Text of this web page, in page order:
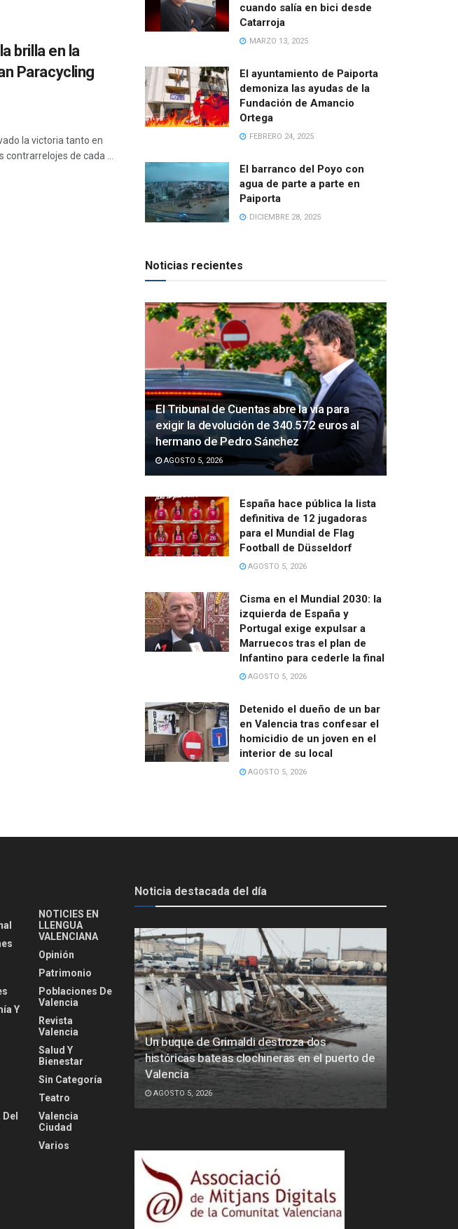
brilla en la
Paracycling
la victoria tanto en
de cada ...
cuando salía en bici desde
Catarroja
MARZO 13, 2025
El ayuntamiento de Paiporta
demoniza las ayudas de la
Fundación de Amancio
Ortega
FEBRERO 24, 2025
El barranco del Poyo con
agua de parte a parte en
Paiporta
DICIEMBRE 28, 2025
Noticias recientes
El Tribunal de Cuentas abre la vía para
exigir la devolución de 340.572 euros al
hermano de Pedro Sánchez
AGOSTO 5, 2026
España hace pública la lista
definitiva de 12 jugadoras
para el Mundial de Flag
Football de Düsseldorf
AGOSTO 5, 2026
Cisma en el Mundial 2030: la
izquierda de España y
Portugal exige expulsar a
Marruecos tras el plan de
Infantino para cederle la final
AGOSTO 5, 2026
Detenido el dueño de un bar
en Valencia tras confesar el
homicidio de un joven en el
interior de su local
AGOSTO 5, 2026
Y
NOTICIES EN
LLENGUA
VALENCIANA
Opinión
Patrimonio
Poblaciones De
Valencia
Revista
Valencia
Salud Y
Bienestar
Sin Categoría
Teatro
Valencia
Ciudad
Varios
Noticia destacada del día
Un buque de Grimaldi destroza dos
históricas bateas clochineras en el puerto de
Valencia
AGOSTO 5, 2026